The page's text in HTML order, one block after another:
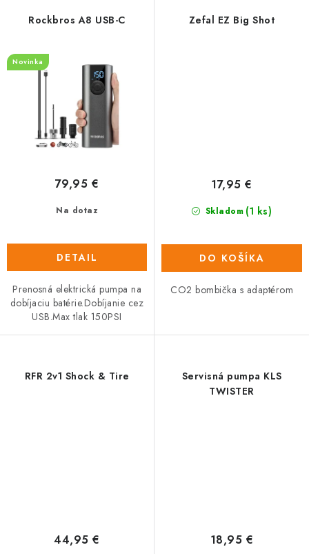
Rockbros A8 USB-C
Novinka
Na dotaz
79,95 €
DETAIL
Prenosná elektrická pumpa na
dobíjaciu batérie.Dobíjanie cez
USB.Max tlak 150PSI
Zefal EZ Big Shot
Skladom (1 ks)
17,95 €
DO KOŠÍKA
CO2 bombička s adaptérom
RFR 2v1 Shock & Tire
44,95 €
Servisná pumpa KLS
TWISTER
18,95 €